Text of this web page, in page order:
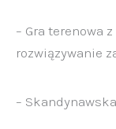
– Gra terenowa
rozwiązywanie
–